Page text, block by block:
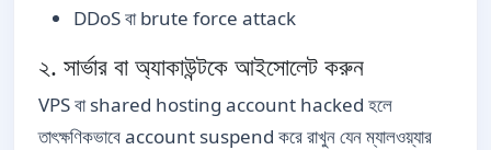
DDoS বা brute force attack
২. সার্ভার বা অ্যাকাউন্টকে আইসোলেট করুন
VPS বা shared hosting account hacked হলে
তাৎক্ষণিকভাবে account suspend করে রাখুন যেন ম্যালওয়্যার